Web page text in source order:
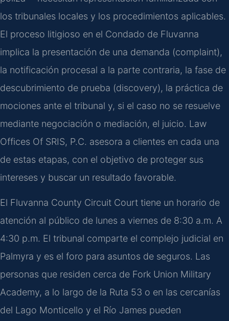
los tribunales locales y los procedimientos aplicables.
El proceso litigioso en el Condado de Fluvanna
implica la presentación de una demanda (complaint),
la notificación procesal a la parte contraria, la fase de
descubrimiento de prueba (discovery), la práctica de
mociones ante el tribunal y, si el caso no se resuelve
mediante negociación o mediación, el juicio. Law
Offices Of SRIS, P.C. asesora a clientes en cada una
de estas etapas, con el objetivo de proteger sus
intereses y buscar un resultado favorable.
El Fluvanna County Circuit Court tiene un horario de
atención al público de lunes a viernes de 8:30 a.m. A
4:30 p.m. El tribunal comparte el complejo judicial en
Palmyra y es el foro para asuntos de seguros. Las
personas que residen cerca de Fork Union Military
Academy, a lo largo de la Ruta 53 o en las cercanías
del Lago Monticello y el Río James pueden